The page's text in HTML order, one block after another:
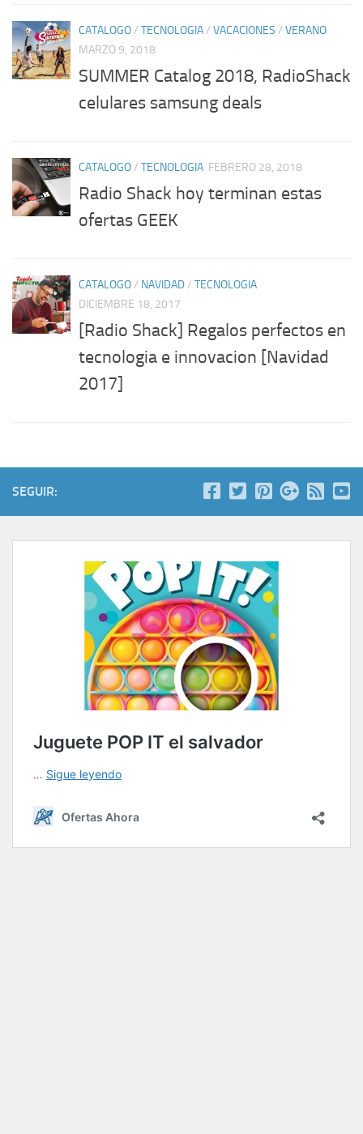
CATALOGO/ TECNOLOGIA/ VACACIONES / VERANO
MARZO 9, 2018
SUMMER Catalog 2018, RadioShack
celulares samsung deals
CATALOGO/ TECNOLOGIA FEBRERO 28, 2018
Radio Shack hoy terminan estas
ofertas GEEK
CATALOGO/ NAVIDAD/ TECNOLOGIA
DICIEMBRE 18, 2017
[Radio Shack] Regalos perfectos en
tecnologia e innovacion [Navidad
2017]
SEGUIR: